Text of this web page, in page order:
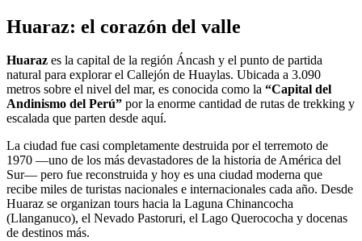
Huaraz: el corazón del valle
Huaraz es la capital de la región Áncash y el punto de partida
natural para explorar el Callejón de Huaylas. Ubicada a 3.090
metros sobre el nivel del mar, es conocida como la “Capital del
Andinismo del Perú” por la enorme cantidad de rutas de trekking y
escalada que parten desde aquí.
La ciudad fue casi completamente destruida por el terremoto de
1970 —uno de los más devastadores de la historia de América del
Sur— pero fue reconstruida y hoy es una ciudad moderna que
recibe miles de turistas nacionales e internacionales cada año. Desde
Huaraz se organizan tours hacia la Laguna Chinancocha
(Llanganuco), el Nevado Pastoruri, el Lago Querococha y docenas
de destinos más.